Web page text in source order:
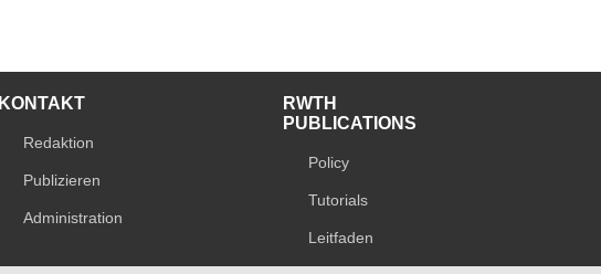
KONTAKT
Redaktion
Publizieren
Administration
RWTH
PUBLICATIONS
Policy
Tutorials
Leitfaden